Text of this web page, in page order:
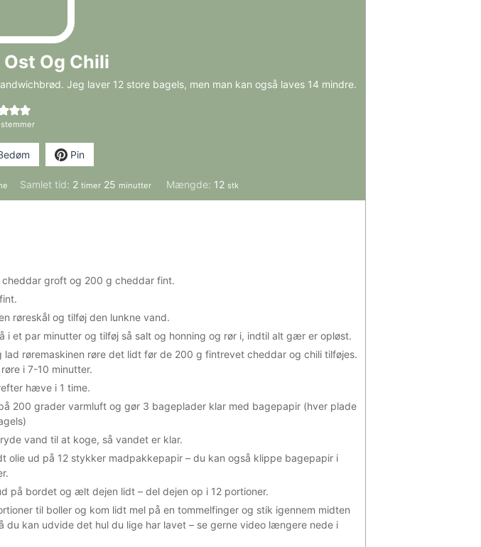
Og Chili
Jeg laver 12 store bagels, men man kan også laves 14 mindre.
stemmer
Pin
Samlet tid: 2timer
timer 25minutter
minutter Mængde: 12 stk
cheddar groft og 200 g cheddar fint.
røreskål og tilføj den lunkne vand.
i et par minutter og tilføj så salt og honning og rør i, indtil alt gær er opløst.
lad røremaskinen røre det lidt før de 200 g fintrevet cheddar og chili tilføjes.
i 7-10 minutter.
hæve i 1 time.
200 grader varmluft og gør 3 bageplader klar med bagepapir (hver plade
vand til at koge, så vandet er klar.
olie ud på 12 stykker madpakkepapir – du kan også klippe bagepapir i
på bordet og ælt dejen lidt – del dejen op i 12 portioner.
til boller og kom lidt mel på en tommelfinger og stik igennem midten
du kan udvide det hul du lige har lavet – se gerne video længere nede i